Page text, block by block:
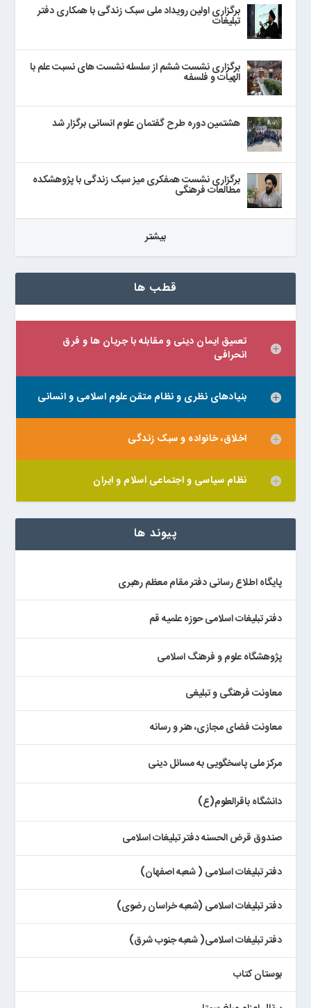
برگزاری اولین رویداد ملی سبک زندگی با همکاری دفتر
تبلیغات
برگزاری نشست ششم از سلسله نشست های نسبت علم با
الهیات و فلسفه
هشتمین دوره طرح گفتمان علوم انسانی برگزار شد
برگزاری نشست همفکری میز سبک زندگی با پژوهشکده
مطالعات فرهنگی
بيشتر
قطب ها
تعمیق ایمان دینی و مقابله با جریان ها و فرق
انحرافی
بنیادهای نظری و نظام متقن علوم اسلامی و انسانی
اخلاق، خانواده و سبک زندگی
نظام سیاسی و اجتماعی اسلام و ایران
پیوند ها
پایگاه اطلاع رسانی دفتر مقام معظم رهبری
دفتر تبلیغات اسلامی حوزه علمیه قم
پژوهشگاه علوم و فرهنگ اسلامی
معاونت فرهنگی و تبلیغی
معاونت فضای مجازی، هنر و رسانه
مرکز ملی پاسخگویی به مسائل دینی
دانشگاه باقرالعلوم(ع)
صندوق قرض الحسنه دفتر تبلیغات اسلامی
دفتر تبلیغات اسلامی ( شعبه اصفهان)
دفتر تبلیغات اسلامی (شعبه خراسان رضوی)
دفتر تبلیغات اسلامی( شعبه جنوب شرق)
بوستان کتاب